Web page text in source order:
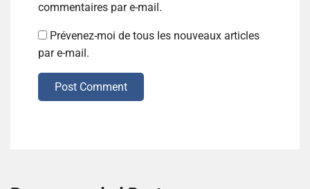
commentaires par e-mail.
Prévenez-moi de tous les nouveaux articles
par e-mail.
Post Comment